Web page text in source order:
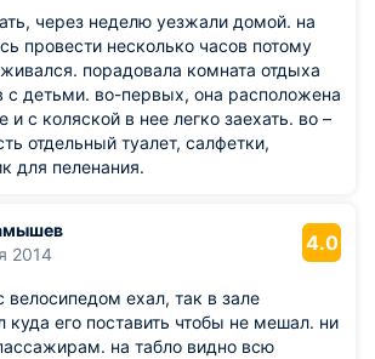
Многие люди сидели и дремали на
который должен был убирать зал,
будил и поднимал людей со
что это его работа, что ему нужно
то грубовато было всё. Высокие
кафе к минусам данного места
так как это везде так. Общий минус
через неделю уезжали домой. на
провести несколько часов потому
порадовала комната отдыха
с детьми. во-первых, она расположена
и с коляской в нее легко заехать. во –
отдельный туалет, салфетки,
для пеленания.
2014
4.0
велосипедом ехал, так в зале
его поставить чтобы не мешал. ни
на табло видно всю